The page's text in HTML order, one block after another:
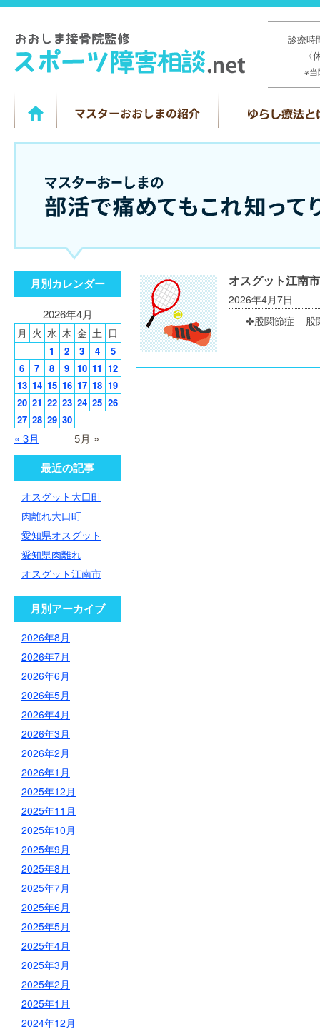
診療
※
オスグット江南市
2026年4月7日
✤股関節症 股関
月別カレンダー
2026年4月
月 火 水 木 金 土 日
« 3月 5月 »
1 2 3 4
5
6
7 8 9 10 11 12
13 14 15 16 17 18 19
20 21 22 23 24 25 26
27 28 29 30
最近の記事
オスグット大口町
肉離れ大口町
愛知県オスグット
愛知県肉離れ
オスグット江南市
月別アーカイブ
2026年8月
2026年7月
2026年6月
2026年5月
2026年4月
2026年3月
2026年2月
2026年1月
2025年12月
2025年11月
2025年10月
2025年9月
2025年8月
2025年7月
2025年6月
2025年5月
2025年4月
2025年3月
2025年2月
2025年1月
2024年12月